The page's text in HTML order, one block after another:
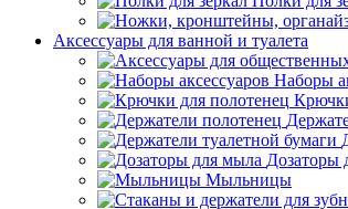
Аксессуары для ванной и туалета
Наборы
Дозаторы
Мыльницы